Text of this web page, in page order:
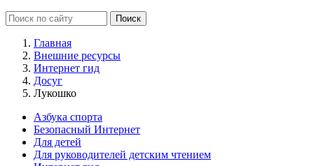
Главная
Внешние ресурсы
Интернет гид
Досуг
Лукошко
Азбука спорта
Безопасный Интернет
Для детей
Для руководителей детским чтением